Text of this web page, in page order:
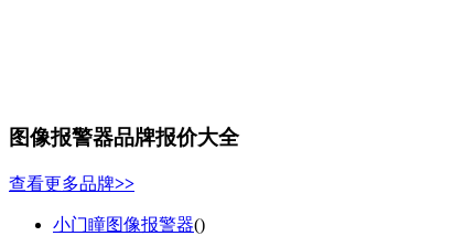
图像报警器品牌报价大全
查看更多品牌>>
小门瞳图像报警器()